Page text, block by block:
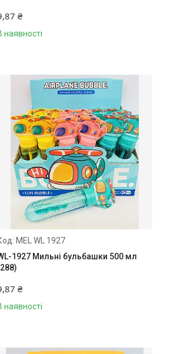
₴
наявності
MEL WL 1927
1927 Мильні бульбашки 500 мл
₴
наявності